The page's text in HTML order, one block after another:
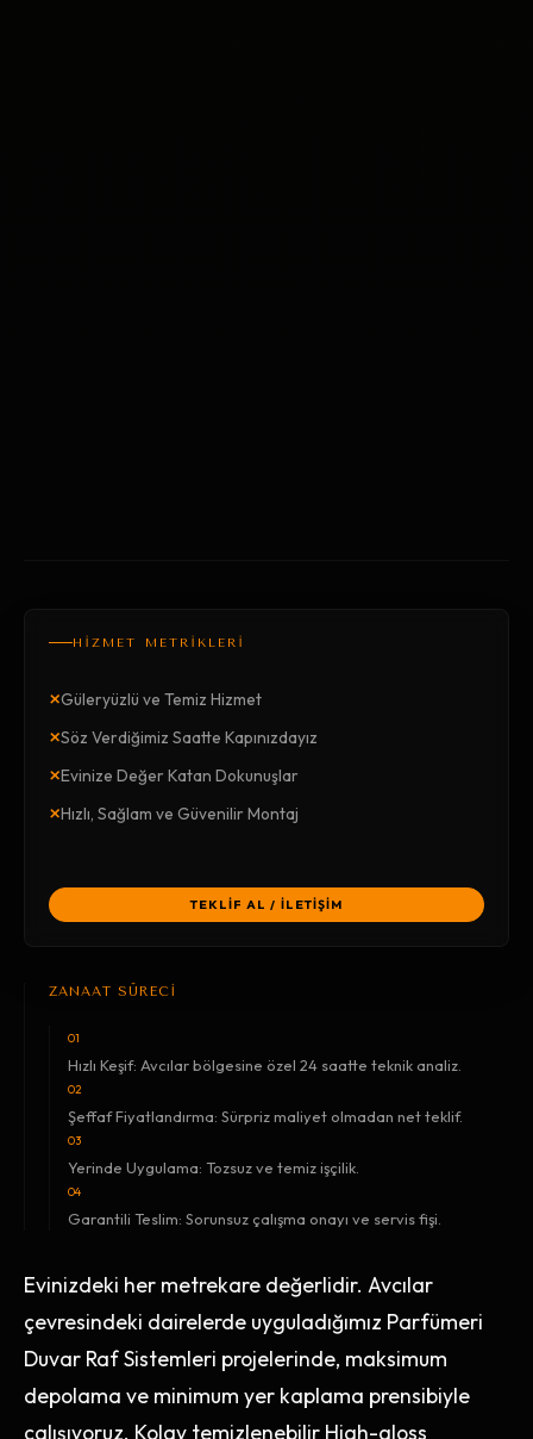
HİZMET METRİKLERİ
×Güleryüzlü ve Temiz Hizmet
×Söz Verdiğimiz Saatte Kapınızdayız
×Evinize Değer Katan Dokunuşlar
×Hızlı, Sağlam ve Güvenilir Montaj
TEKLİF AL / İLETİŞİM
ZANAAT SÜRECİ
01
Hızlı Keşif: Avcılar bölgesine özel 24 saatte teknik analiz.
02
Şeffaf Fiyatlandırma: Sürpriz maliyet olmadan net teklif.
03
Yerinde Uygulama: Tozsuz ve temiz işçilik.
04
Garantili Teslim: Sorunsuz çalışma onayı ve servis fişi.
Evinizdeki her metrekare değerlidir. Avcılar
çevresindeki dairelerde uyguladığımız Parfümeri
Duvar Raf Sistemleri projelerinde, maksimum
depolama ve minimum yer kaplama prensibiyle
çalışıyoruz. Kolay temizlenebilir High-gloss